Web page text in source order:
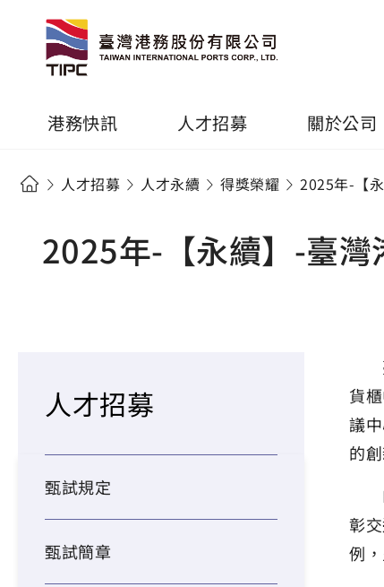
港務快訊 人才招募 關於公司
人才招募 人才永續 得獎榮耀 2025年-【
2025年-【永續】-臺灣
人才招募
甄試規定
甄試簡章
臺
貨
議
的
彰
例